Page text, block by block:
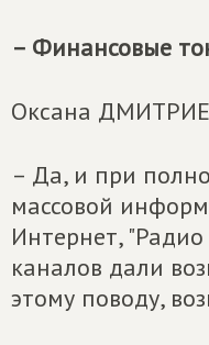
– Финансовые
Оксана
– Да, и при
массовой
Интернет,
каналов дали
этому поводу,